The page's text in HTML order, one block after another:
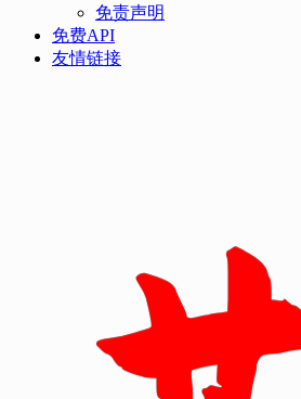
免责声明
免费API
友情链接